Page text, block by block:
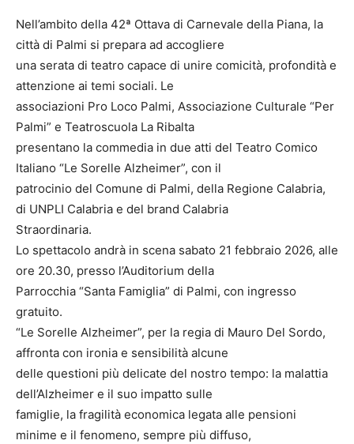
Nell’ambito della 42ª Ottava di Carnevale della Piana, la
città di Palmi si prepara ad accogliere
una serata di teatro capace di unire comicità, profondità e
attenzione ai temi sociali. Le
associazioni Pro Loco Palmi, Associazione Culturale “Per
Palmi” e Teatroscuola La Ribalta
presentano la commedia in due atti del Teatro Comico
Italiano “Le Sorelle Alzheimer”, con il
patrocinio del Comune di Palmi, della Regione Calabria,
di UNPLI Calabria e del brand Calabria
Straordinaria.
Lo spettacolo andrà in scena sabato 21 febbraio 2026, alle
ore 20.30, presso l’Auditorium della
Parrocchia “Santa Famiglia” di Palmi, con ingresso
gratuito.
“Le Sorelle Alzheimer”, per la regia di Mauro Del Sordo,
affronta con ironia e sensibilità alcune
delle questioni più delicate del nostro tempo: la malattia
dell’Alzheimer e il suo impatto sulle
famiglie, la fragilità economica legata alle pensioni
minime e il fenomeno, sempre più diffuso,